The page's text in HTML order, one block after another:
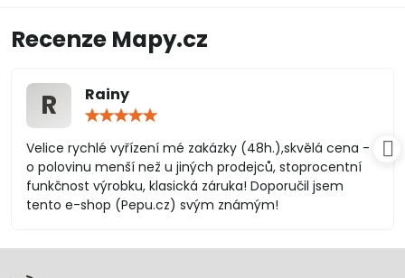
Recenze Mapy.cz
R Rainy
/
5
Velice rychlé vyřízení mé zakázky (48h.),skvělá cena -
o polovinu menší než u jiných prodejců, stoprocentní
funkčnost výrobku, klasická záruka! Doporučil jsem
tento e-shop (Pepu.cz) svým známým!